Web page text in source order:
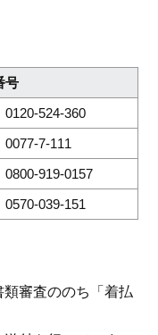
号
0120-524-360
0077-7-111
0800-919-0157
0570-039-151
審査ののち「着払